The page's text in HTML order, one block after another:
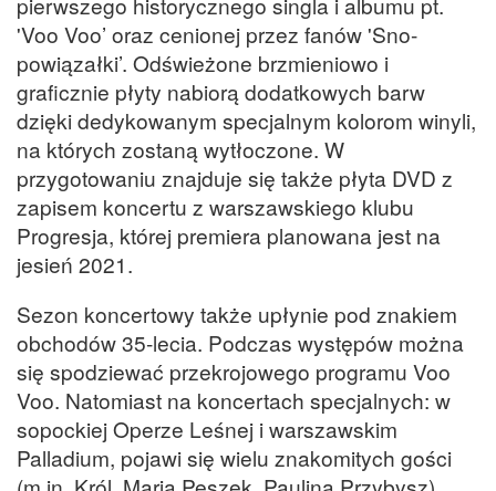
'Voo Voo’ oraz cenionej przez fanów 'Sno-
powiązałki’. Odświeżone brzmieniowo i
graficznie płyty nabiorą dodatkowych barw
dzięki dedykowanym specjalnym kolorom winyli,
na których zostaną wytłoczone. W
przygotowaniu znajduje się także płyta DVD z
zapisem koncertu z warszawskiego klubu
Progresja, której premiera planowana jest na
jesień 2021.
Sezon koncertowy także upłynie pod znakiem
obchodów 35-lecia. Podczas występów można
się spodziewać przekrojowego programu Voo
Voo. Natomiast na koncertach specjalnych: w
sopockiej Operze Leśnej i warszawskim
Palladium, pojawi się wielu znakomitych gości